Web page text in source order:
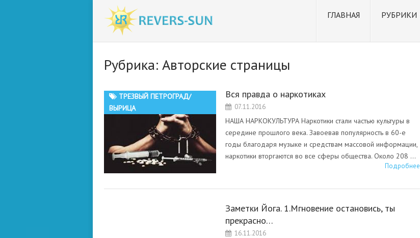
ГЛАВНАЯ РУБРИКИ
Рубрика: Авторские страницы
ТРЕЗВЫЙ ПЕТРОГРАД/
ВЫРИЦА
Вся правда о наркотиках
07.11.2016
НАША НАРКОКУЛЬТУРА Наркотики стали частью культуры в
середине прошлого века. Завоевав популярность в 60-е
годы благодаря музыке и средствам массовой информации,
наркотики вторгаются во все сферы общества. Около 208 …
Подробнее
Заметки Йога. 1.Мгновение остановись, ты
прекрасно…
16.11.2016